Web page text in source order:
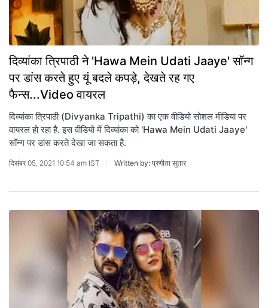
दिव्यांका त्रिपाठी ने 'Hawa Mein Udati Jaaye' सॉन्ग
पर डांस करते हुए यूं बदले कपड़े, देखते रह गए
फैन्स...Video वायरल
दिव्यांका त्रिपाठी (Divyanka Tripathi) का एक वीडियो सोशल मीडिया पर
वायरल हो रहा है. इस वीडियो में दिव्यांका को 'Hawa Mein Udati Jaaye'
सॉन्ग पर डांस करते देखा जा सकता है.
दिसंबर 05, 2021 10:54 am IST Written by: प्रणीता सुतार